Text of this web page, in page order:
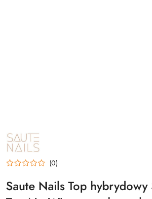
NAZWA
PRODUCENTA:
SAUTE
NAILS
(0)
Saute Nails Top hybrydowy